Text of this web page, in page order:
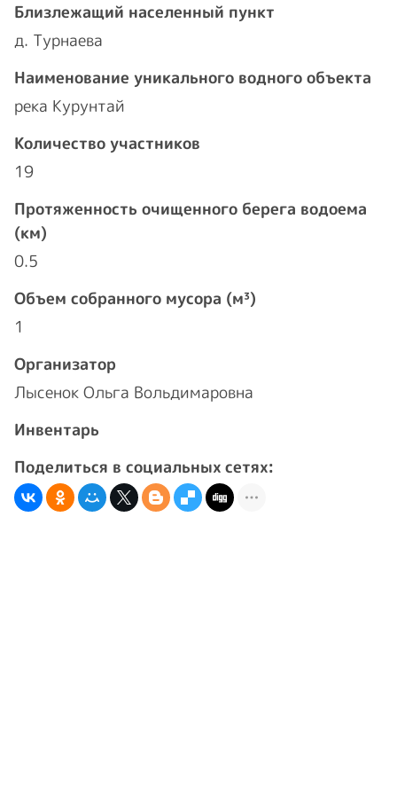
Близлежащий населенный пункт
д. Турнаева
Наименование уникального водного объекта
река Курунтай
Количество участников
19
Протяженность очищенного берега водоема
(км)
0.5
Объем собранного мусора (м³)
1
Организатор
Лысенок Ольга Вольдимаровна
Инвентарь
Поделиться в социальных сетях: